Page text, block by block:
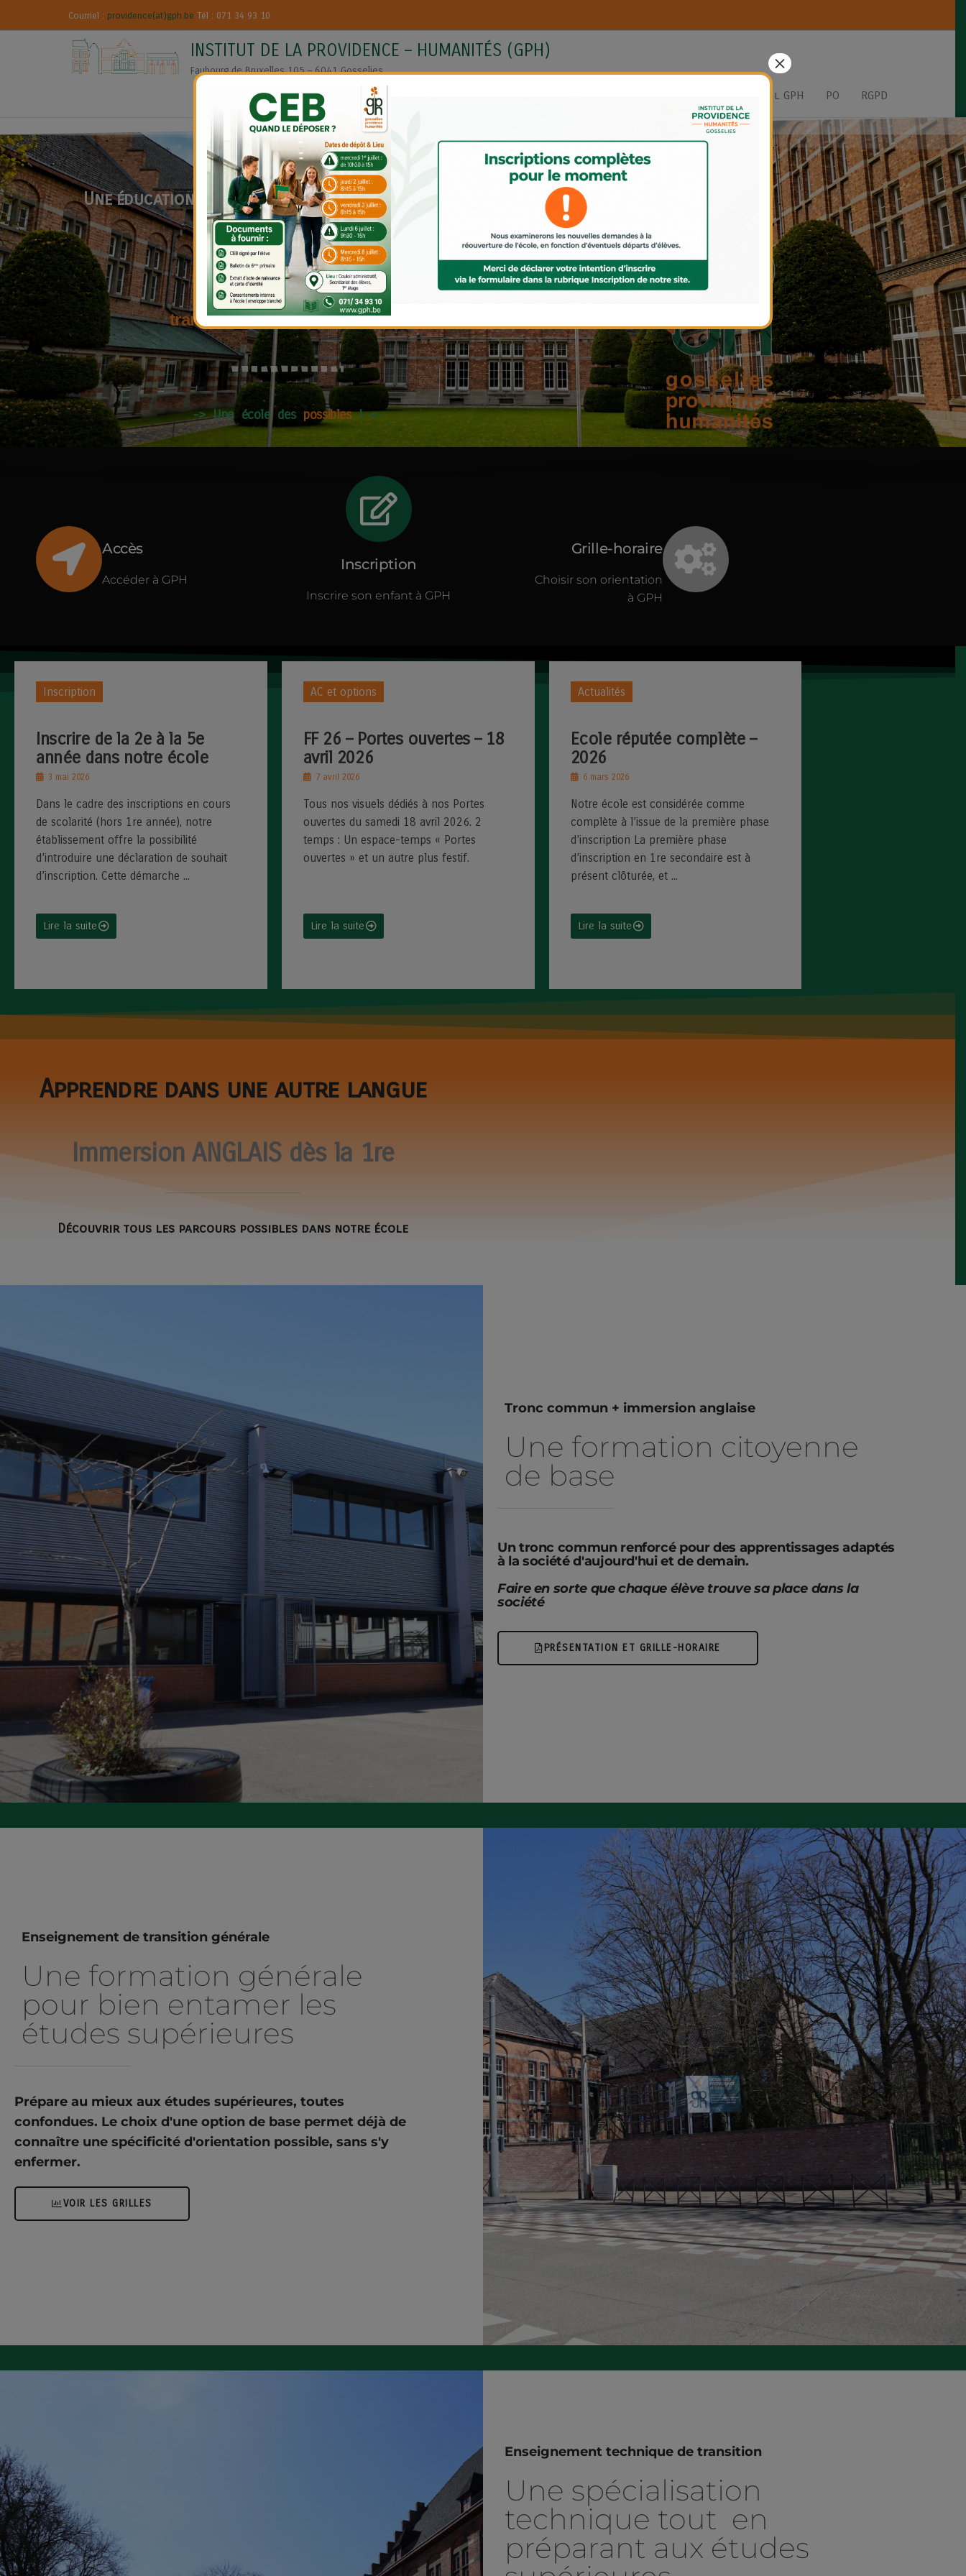
Courriel : providence(at)gph.be Tél : 071 34 93 10
INSTITUT DE LA PROVIDENCE – HUMANITÉS (GPH)
Faubourg de Bruxelles 105 – 6041 Gosselies
– Nous – AP School Portail GPH PO RGPD
Une éducation soignée et un enseignement rigoureux
S’éleverpar le savoir,
s’affirmerparle doute
transformergrâceau collectif
->Une école des possibles!<-
Accès
Accéder à GPH
Inscription
Inscrire son enfant à GPH
Grille-horaire
Choisir son orientation
à GPH
Inscription
Inscrire de la 2e à la 5e
année dans notre école
3 mai 2026
Dans le cadre des inscriptions en cours
de scolarité (hors 1re année), notre
établissement offre la possibilité
d’introduire une déclaration de souhait
d’inscription. Cette démarche ...
Lire la suite
AC et options
FF 26 – Portes ouvertes – 18
avril 2026
7 avril 2026
Tous nos visuels dédiés à nos Portes
ouvertes du samedi 18 avril 2026. 2
temps : Un espace-temps « Portes
ouvertes » et un autre plus festif.
Lire la suite
Actualités
Ecole réputée complète –
2026
6 mars 2026
Notre école est considérée comme
complète à l’issue de la première phase
d’inscription La première phase
d’inscription en 1re secondaire est à
présent clôturée, et ...
Lire la suite
Apprendre dans une autre langue
Immersion ANGLAIS dès la 1re
Découvrir tous les parcours possibles dans notre école
Tronc commun + immersion anglaise
Une formation citoyenne
de base
Un tronc commun renforcé pour des apprentissages adaptés
à la société d'aujourd'hui et de demain.
Faire en sorte que chaque élève trouve sa place dans la
société
PRÉSENTATION ET GRILLE-HORAIRE
Enseignement de transition générale
Une formation générale
pour bien entamer les
études supérieures
Prépare au mieux aux études supérieures, toutes
confondues. Le choix d'une option de base permet déjà de
connaître une spécificité d'orientation possible, sans s'y
enfermer.
VOIR LES GRILLES
Enseignement technique de transition
Une spécialisation
technique tout en
préparant aux études
×